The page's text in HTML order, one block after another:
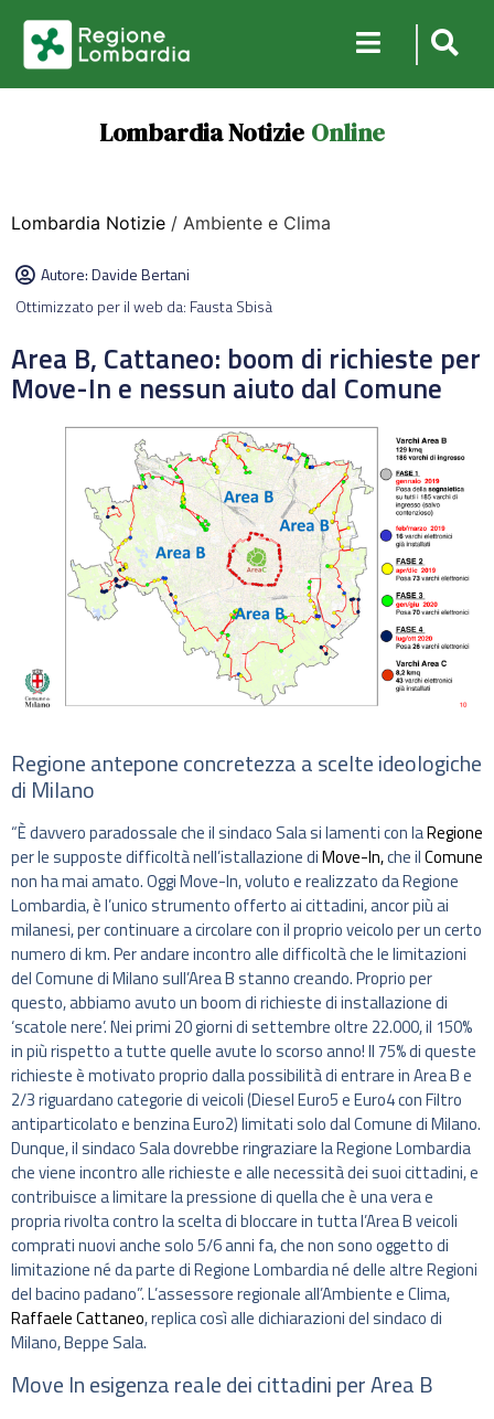
Lombardia Notizie Online
Lombardia Notizie / Ambiente e Clima
Autore:Davide Bertani
Ottimizzato per il web da: Fausta Sbisà
Area B, Cattaneo: boom di richieste per
Move-In e nessun aiuto dal Comune
Regione antepone concretezza a scelte ideologiche
di Milano
“È davvero paradossale che il sindaco Sala si lamenti con laRegione
per le supposte difficoltà nell’istallazione diMove-In,che ilComune
non ha mai amato. Oggi Move-In, voluto e realizzato da Regione
Lombardia, è l’unico strumento offerto ai cittadini, ancor più ai
milanesi, per continuare a circolare con il proprio veicolo per un certo
numero di km. Per andare incontro alle difficoltà che le limitazioni
del Comune di Milano sull’Area B stanno creando. Proprio per
questo, abbiamo avuto un boom di richieste di installazione di
‘scatole nere’. Nei primi 20 giorni di settembre oltre 22.000, il 150%
in più rispetto a tutte quelle avute lo scorso anno! Il 75% di queste
richieste è motivato proprio dalla possibilità di entrare in Area B e
2/3 riguardano categorie di veicoli (Diesel Euro5 e Euro4 con Filtro
antiparticolato e benzina Euro2) limitati solo dal Comune di Milano.
Dunque, il sindaco Sala dovrebbe ringraziare la Regione Lombardia
che viene incontro alle richieste e alle necessità dei suoi cittadini, e
contribuisce a limitare la pressione di quella che è una vera e
propria rivolta contro la scelta di bloccare in tutta l’Area B veicoli
comprati nuovi anche solo 5/6 anni fa, che non sono oggetto di
limitazione né da parte di Regione Lombardia né delle altre Regioni
del bacino padano”. L’assessore regionale all’Ambiente e Clima,
Raffaele Cattaneo, replica così alle dichiarazioni del sindaco di
Milano, Beppe Sala.
Move In esigenza reale dei cittadini per Area B